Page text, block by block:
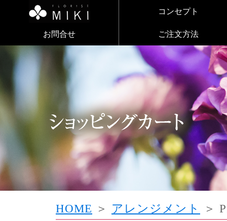
コンセプト
お問合せ ご注文方法
HOME ＞ アレンジメント ＞